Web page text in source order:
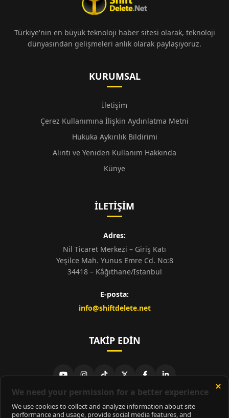
Türkiye'nin en büyük teknoloji haber sitesi olarak, teknoloji
dünyasından gelişmeleri anlık olarak paylaşıyoruz.
KURUMSAL
İletişim
Çerez Kullanımına İlişkin Aydınlatma Metni
Hukuka Aykırılık Bildirimi
Alıntı ve Yeniden Kullanım Hakkında
Künye
İLETIŞIM
Adres:
Nil Ticaret Merkezi – Giriş Katı
Yeşilce Mah. Yunus Emre Cd. No:8
34418 – Kâğıthane/İstanbul
E-posta:
info@shiftdelete.net
TAKIP EDIN